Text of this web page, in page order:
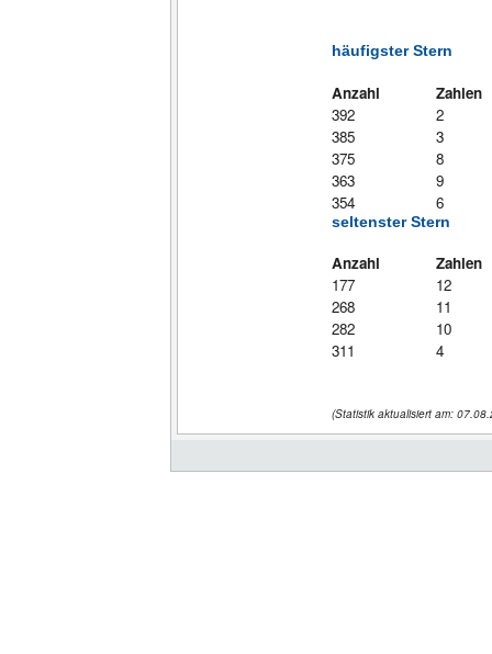
häufigster Stern
Anzahl
Zahlen
392
2
385
3
375
8
363
9
354
6
seltenster Stern
Anzahl
Zahlen
177
12
268
11
282
10
311
4
(Statistik aktualisiert am: